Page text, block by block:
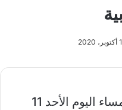
2020
تواجه إيطاليا نظيرتها بولندا مساء اليوم الأحد 11